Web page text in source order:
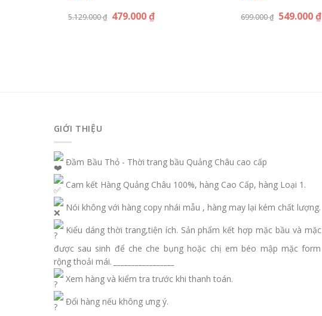
5.129.000₫ 479.000₫ 699.000₫ 549.000₫
GIỚI THIỆU
Đầm Bầu Thỏ - Thời trang bầu Quảng Châu cao cấp
Cam kết Hàng Quảng Châu 100%, hàng Cao Cấp, hàng Loại 1.
Nói không với hàng copy nhái mẫu , hàng may lại kém chất lượng.
Kiểu dáng thời trang,tiện ích. Sản phẩm kết hợp mặc bầu và mặc
được sau sinh để che che bụng hoặc chị em béo mập mặc form
rộng thoải mái.
Xem hàng và kiểm tra trước khi thanh toán.
Đổi hàng nếu không ưng ý.